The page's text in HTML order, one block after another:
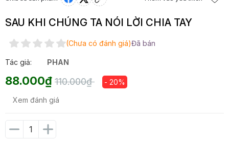
SAU KHI CHÚNG TA NÓI LỜI CHIA TAY
(Chưa có đánh giá)Đã bán
Tác giả: PHAN
88.000₫ 110.000₫ - 20%
Xem đánh giá